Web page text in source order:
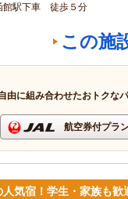
館駅下車 徒歩５分
この施
由に組み合わせたおトクな
航空券付プラ
気宿！学生・家族も歓